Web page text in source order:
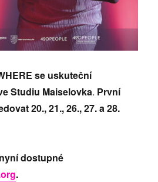
se uskuteční
Studiu Maiselovka. První
20., 21., 26., 27. a 28.
dostupné
.